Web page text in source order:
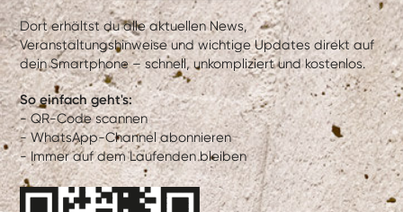
Dort erhältst du alle aktuellen News,
Veranstaltungshinweise und wichtige Updates direkt auf
dein Smartphone – schnell, unkompliziert und kostenlos.
So einfach geht's:
- QR-Code scannen
- WhatsApp-Channel abonnieren
- Immer auf dem Laufenden bleiben